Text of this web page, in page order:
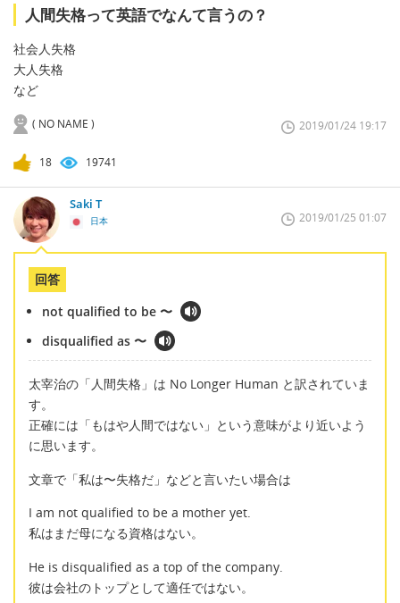
人間失格って英語でなんて言うの？
社会人失格
大人失格
など
( NO NAME ) 2019/01/24 19:17
18 19741
Saki T
日本 2019/01/25 01:07
回答
not qualified to be 〜
disqualified as 〜
太宰治の「人間失格」は No Longer Human と訳されていま
す。
正確には「もはや人間ではない」という意味がより近いよう
に思います。
文章で「私は〜失格だ」などと言いたい場合は
I am not qualified to be a mother yet.
私はまだ母になる資格はない。
He is disqualified as a top of the company.
彼は会社のトップとして適任ではない。